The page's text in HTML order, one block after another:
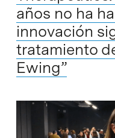
años no ha
innovación
tratamiento
Ewing”